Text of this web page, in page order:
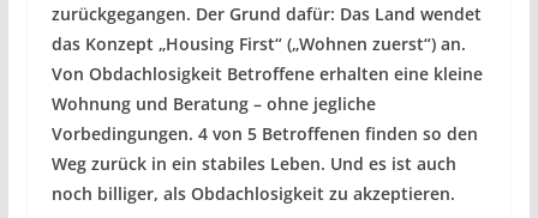
zurückgegangen. Der Grund dafür: Das Land wendet
das Konzept „Housing First“ („Wohnen zuerst“) an.
Von Obdachlosigkeit Betroffene erhalten eine kleine
Wohnung und Beratung – ohne jegliche
Vorbedingungen. 4 von 5 Betroffenen finden so den
Weg zurück in ein stabiles Leben. Und es ist auch
noch billiger, als Obdachlosigkeit zu akzeptieren.